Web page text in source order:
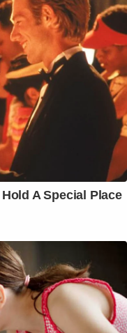
A Special Place